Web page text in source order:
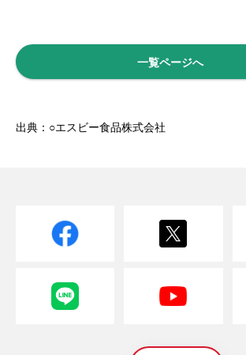
一覧ページへ
出典：○エスビー食品株式会社